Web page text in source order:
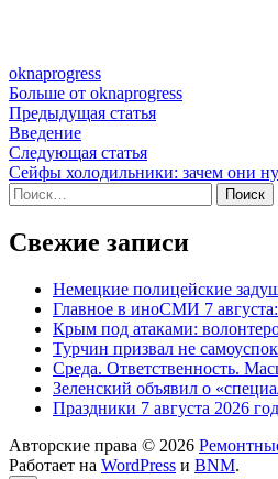
oknaprogress
Больше от oknaprogress
Навигация
по
записям
Предыдущая статьяПредыдущая
Введение
Следующая статьяСледующая
статья:
Сейфы холодильники: зачем они
Найти:
Свежие записи
Немецкие полицейские
Главное в иноСМИ 7
Крым под атаками:
Турчин призвал не
Среда. Ответственность.
Зеленский объявил о
Праздники 7 августа 2026
Авторские права © 2026
Работает на WordPress и BNM.